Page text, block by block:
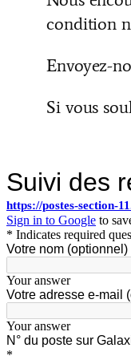
condition
Envoyez-
Si vous